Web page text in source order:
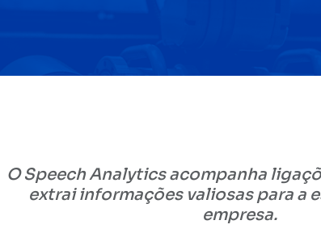
O Speech Analytics acompanha
extrai informações valiosas para a
empresa.